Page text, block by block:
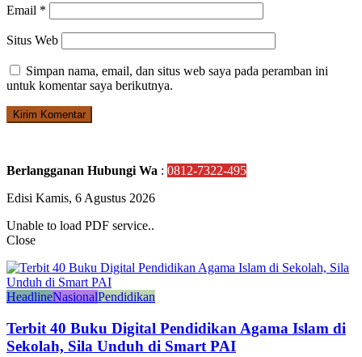
Email *
Situs Web
Simpan nama, email, dan situs web saya pada peramban ini
untuk komentar saya berikutnya.
Berlangganan Hubungi Wa : 0812-7322-495
Edisi Kamis, 6 Agustus 2026
Unable to load PDF service..
Close
HeadlineNasionalPendidikan
Terbit 40 Buku Digital Pendidikan Agama Islam di
Sekolah, Sila Unduh di Smart PAI